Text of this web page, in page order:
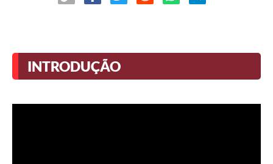
INTRODUÇÃO